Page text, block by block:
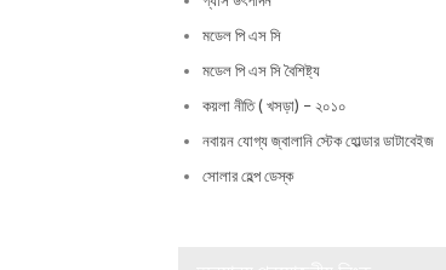
মডেল পি এস সি
মডেল পি এস সি বৈশিষ্ট্য
কয়লা নীতি ( খসড়া) – ২০১০
নবায়ন যোগ্য জ্বালানি স্টেক হোল্ডার ডাটাবেইজ
সোলার হেল্প ডেস্ক